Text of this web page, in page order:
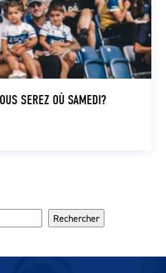
SEREZ OÙ SAMEDI?
Rechercher